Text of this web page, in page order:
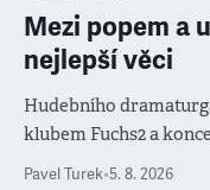
Mezi popem a
nejlepší věci
Hudebního
klubem Fuchs2 a
ale atmosféra
Pavel Turek•5. 8. 2026